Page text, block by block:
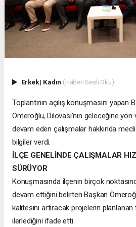
Erkek| Kadın (Haberi Sesli Oku)
Toplantının açılış konuşmasını yapan
Ömeroğlu, Dilovası'nın geleceğine
devam eden çalışmalar hakkında
bilgiler verdi.
İLÇE GENELİNDE ÇALIŞMALAR
SÜRÜYOR
Konuşmasında ilçenin birçok
devam ettiğini belirten Başkan
kalitesini artıracak projelerin
ilerlediğini ifade etti.